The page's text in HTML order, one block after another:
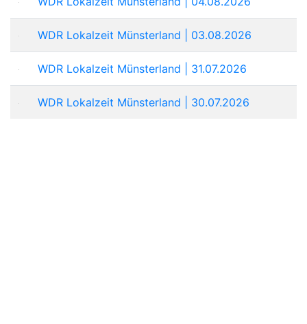
WDR Lokalzeit Münsterland | 03.08.2026
WDR Lokalzeit Münsterland | 31.07.2026
WDR Lokalzeit Münsterland | 30.07.2026